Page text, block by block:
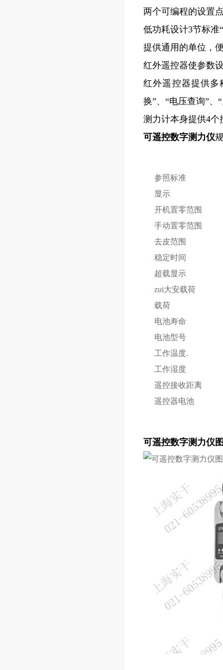
两个可编程的设置
低功耗设计3节标
提供通用的单位，
红外遥控器使参数
红外遥控器提供多
换”、“电压查询”、
测力计本身提供4个
可遥控数字测力仪
参照标准
显示
开机置零范围
手动置零范围
去皮范围
稳定时间
超载显示
zui大安载荷
载荷
电池寿命
电池型号
工作温度.
工作湿度
遥控接收距离
遥控器电池
可遥控数字测力仪